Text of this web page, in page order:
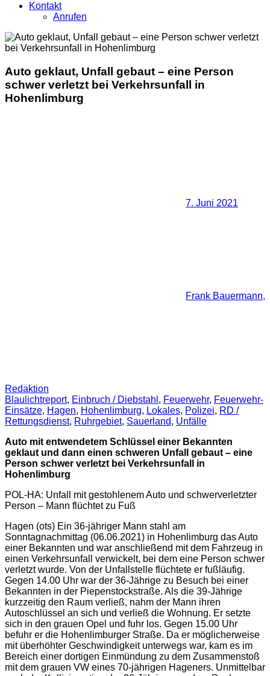
Kontakt
Anrufen
Auto geklaut, Unfall gebaut – eine Person
schwer verletzt bei Verkehrsunfall in
Hohenlimburg
7. Juni 2021
Frank Bauermann,
Redaktion
Blaulichtreport, Einbruch / Diebstahl , Feuerwehr, Feuerwehr-
Einsätze, Hagen, Hohenlimburg, Lokales, Polizei, RD /
Rettungsdienst, Ruhrgebiet, Sauerland, Unfälle
Auto mit entwendetem Schlüssel einer Bekannten
geklaut und dann einen schweren Unfall gebaut – eine
Person schwer verletzt bei Verkehrsunfall in
Hohenlimburg
POL-HA: Unfall mit gestohlenem Auto und schwerverletzter
Person – Mann flüchtet zu Fuß
Hagen (ots) Ein 36-jähriger Mann stahl am
Sonntagnachmittag (06.06.2021) in Hohenlimburg das Auto
einer Bekannten und war anschließend mit dem Fahrzeug in
einen Verkehrsunfall verwickelt, bei dem eine Person schwer
verletzt wurde. Von der Unfallstelle flüchtete er fußläufig.
Gegen 14.00 Uhr war der 36-Jährige zu Besuch bei einer
Bekannten in der Piepenstockstraße. Als die 39-Jährige
kurzzeitig den Raum verließ, nahm der Mann ihren
Autoschlüssel an sich und verließ die Wohnung. Er setzte
sich in den grauen Opel und fuhr los. Gegen 15.00 Uhr
befuhr er die Hohenlimburger Straße. Da er möglicherweise
mit überhöhter Geschwindigkeit unterwegs war, kam es im
Bereich einer dortigen Einmündung zu dem Zusammenstoß
mit dem grauen VW eines 70-jährigen Hageners. Unmittelbar